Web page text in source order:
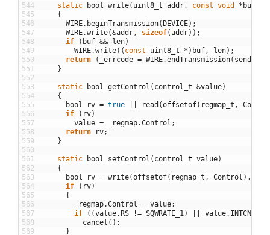
544
545
546
547
548
549
550
551
552
553
554
555
556
557
558
559
560
561
562
563
564
565
566
567
568
569
static bool write( uint8 t addr , const void * buf
{
WIRE. beginTransmission(DEVICE) ;
WIRE.write(&addr , sizeof(addr) ) ;
if
( buf && len)
WIRE.write( ( const uint8_t * ) buf , len) ;
return
( _errcode = WIRE.endTransmission( sendStop
}
static bool getControl ( control_t &value)
{
bool
rv = true read (offsetof( regmap_t ,
if
( rv)
value = _regmap.Control ;
return
rv;
}
static bool setControl ( control t value)
{
bool
rv = write(offsetof( regmap_t , Control ) ,
if
( rv)
{
_regmap.Control = value;
if
( (value.RS != SQWRATE_1 ) value. INTCN
cancel ( ) ;
}